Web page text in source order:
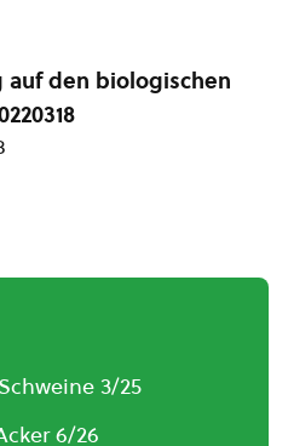
auf den biologischen
3/25
6/26